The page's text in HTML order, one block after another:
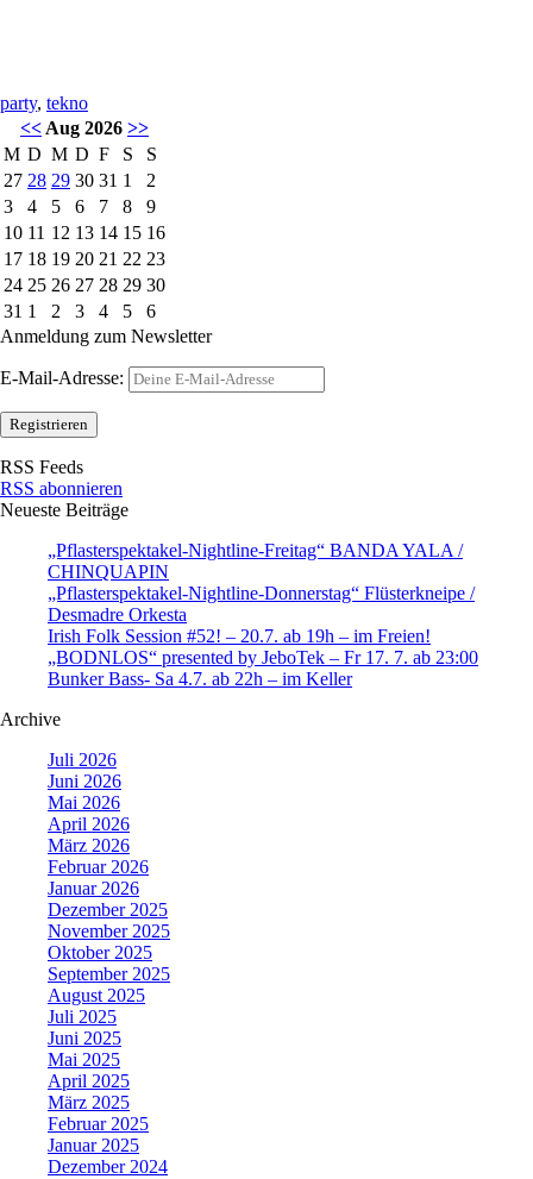
party, tekno
<< Aug 2026 >>
M D M D F S
S
27 28 29 30 31 1
2
3
4 5 6 7 8
9
10 11 12 13 14 15 16
17 18 19 20 21 22 23
24 25 26 27 28 29 30
31 1 2 3 4 5
6
Anmeldung zum Newsletter
E-Mail-Adresse:
RSS Feeds
RSS abonnieren
Neueste Beiträge
„Pflasterspektakel-Nightline-Freitag“ BANDA YALA /
CHINQUAPIN
„Pflasterspektakel-Nightline-Donnerstag“ Flüsterkneipe /
Desmadre Orkesta
Irish Folk Session #52! – 20.7. ab 19h – im Freien!
„BODNLOS“ presented by JeboTek – Fr 17. 7. ab 23:00
Bunker Bass- Sa 4.7. ab 22h – im Keller
Archive
Juli 2026
Juni 2026
Mai 2026
April 2026
März 2026
Februar 2026
Januar 2026
Dezember 2025
November 2025
Oktober 2025
September 2025
August 2025
Juli 2025
Juni 2025
Mai 2025
April 2025
März 2025
Februar 2025
Januar 2025
Dezember 2024